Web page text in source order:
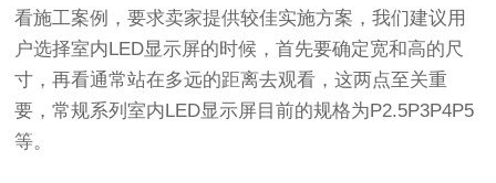
看施工案例，要求卖家提供较佳实施方案，我们建议用
户选择室内LED显示屏的时候，首先要确定宽和高的尺
寸，再看通常站在多远的距离去观看，这两点至关重
要，常规系列室内 LED显示屏目前的规格为P2.5P3P4P5
等。